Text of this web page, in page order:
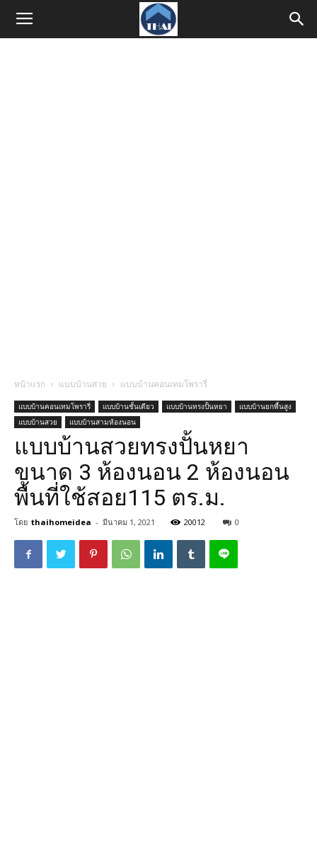
หน้าแรก แบบบ้านสวย แบบบ้านคอนเทมโพรารี่
แบบบ้านคอนเทมโพรารี่ แบบบ้านชั้นเดียว แบบบ้านทรงปั้นหยา
แบบบ้านยกพื้นสูง
แบบบ้านสวย
แบบบ้านสามห้องนอน
แบบบ้านสวยทรงปั้นหยา
ขนาด 3 ห้องนอน 2 ห้องนอน
พื้นที่ใช้สอย115 ตร.ม.
โดย thaihomeidea - มีนาคม 1, 2021 20012 0